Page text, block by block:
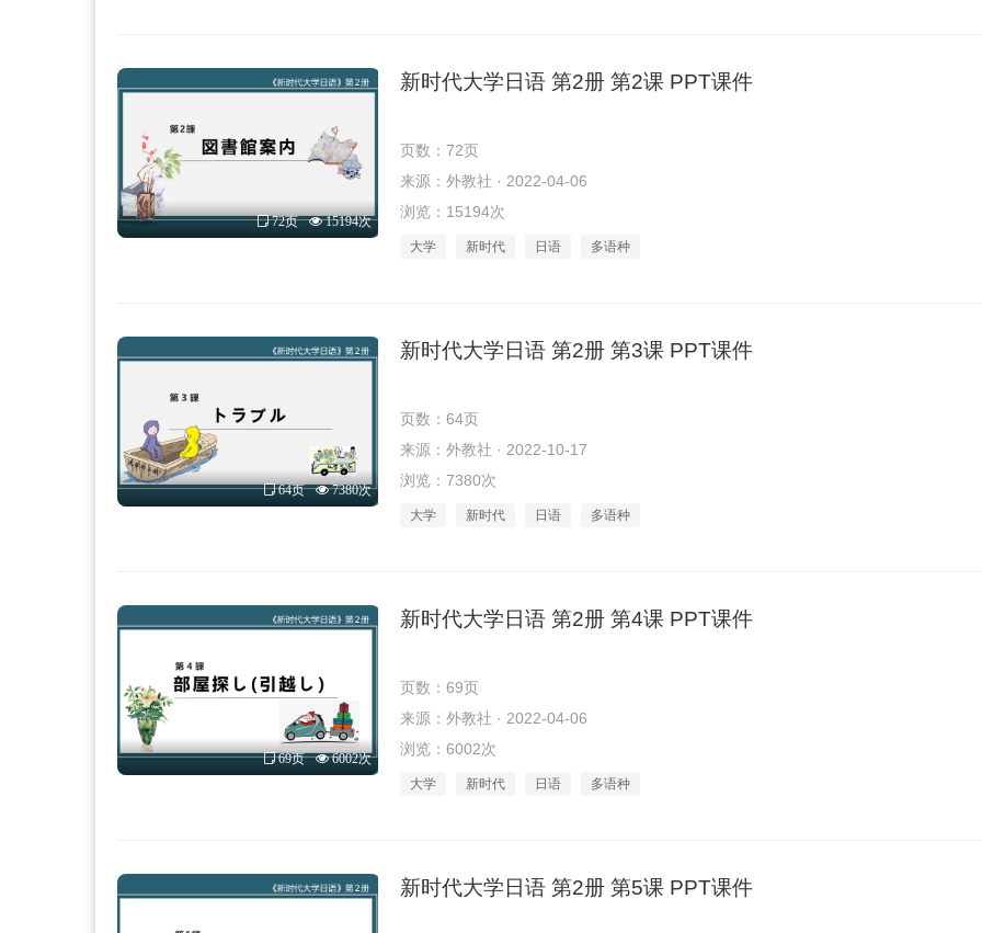
72页 15194次
新时代大学日语 第2册 第2课 PPT课件
页数：72页
来源：外教社 · 2022-04-06
浏览：15194次
大学 新时代 日语 多语种
64页 7380次
新时代大学日语 第2册 第3课 PPT课件
页数：64页
来源：外教社 · 2022-10-17
浏览：7380次
大学 新时代 日语 多语种
69页 6002次
新时代大学日语 第2册 第4课 PPT课件
页数：69页
来源：外教社 · 2022-04-06
浏览：6002次
大学 新时代 日语 多语种
新时代大学日语 第2册 第5课 PPT课件